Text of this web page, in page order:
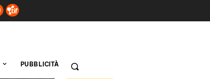
PUBBLICITÀ